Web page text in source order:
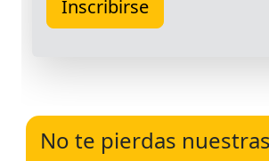
No te pierdas